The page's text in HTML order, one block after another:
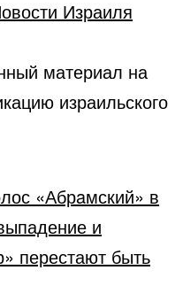
Израиля
материал на
израильского
«Абрaмский» в
и
перестают быть